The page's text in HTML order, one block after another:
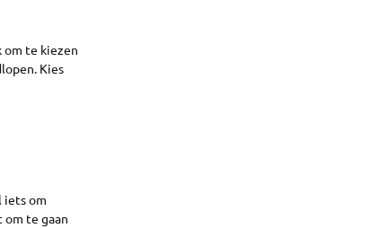
om te kiezen
Kies
iets om
te gaan